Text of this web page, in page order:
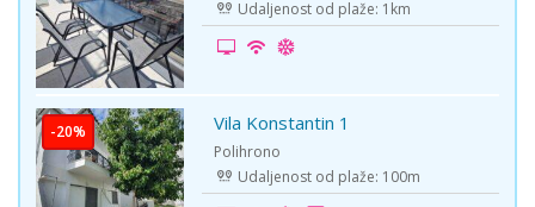
Udaljenost od plaže: 1km
Vila Konstantin 1
Polihrono
Udaljenost od plaže: 100m